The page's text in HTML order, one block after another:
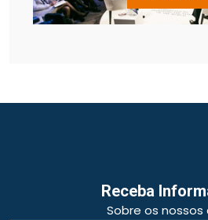
Receba
Sobre os nossos